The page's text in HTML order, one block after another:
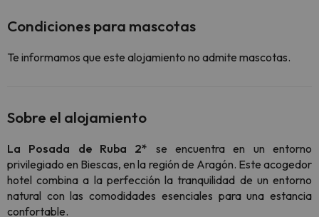
Condiciones para mascotas
Te informamos que este alojamiento no admite mascotas.
Sobre el alojamiento
La Posada de Ruba 2* se encuentra en un entorno
privilegiado en Biescas, en la región de Aragón. Este acogedor
hotel combina a la perfección la tranquilidad de un entorno
natural con las comodidades esenciales para una estancia
confortable.